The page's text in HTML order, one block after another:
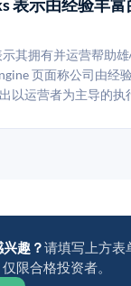
表示由经验丰
其拥有并运营帮助
页面称公司由经
以运营者为主导的执
趣？请填写上方表
限合格投资者。